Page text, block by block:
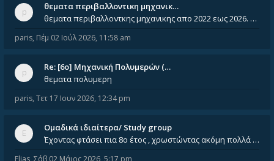
θεματα περιβαλλοντικη μηχανικ…
θεματα περιβαλλοντκης μηχανικης απο 2022 εως 2026. Δεν ειναι μεσα του Σεπτεμβιου του 2025. Αν τα εχει καποιος ας τα ανε
paris, Πέμ 02 Ιούλ 2026, 11:58 am
Re: [6o] Mηχανική Πολυμερών (…
θεματα πολυμερη
paris, Τετ 17 Ιουν 2026, 12:34 pm
Ομαδικά ιδιαίτερα/ Study group
Έχοντας φτάσει πια 8ο έτος , χρωστώντας ακόμη πολλά και χωρίς καμία όρεξη ούτε να διαβάσω μόνος μου ούτε να παρακολουθήσ
Elias, Σάβ 02 Μάιος 2026, 5:17 pm